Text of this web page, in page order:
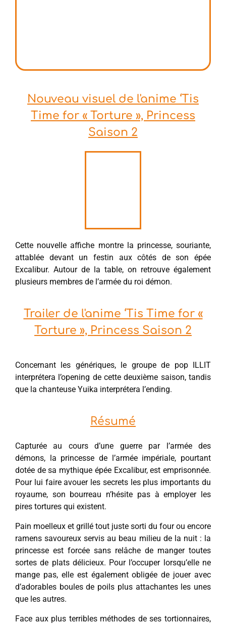
Nouveau visuel de l'anime ‘Tis
Time for « Torture », Princess
Saison 2
Cette nouvelle affiche montre la princesse, souriante,
attablée devant un festin aux côtés de son épée
Excalibur. Autour de la table, on retrouve également
plusieurs membres de l’armée du roi démon.
Trailer de l'anime ‘Tis Time for «
Torture », Princess Saison 2
Concernant les génériques, le groupe de pop ILLIT
interprétera l’opening de cette deuxième saison, tandis
que la chanteuse Yuika interprétera l’ending.
Résumé
Capturée au cours d’une guerre par l’armée des
démons, la princesse de l’armée impériale, pourtant
dotée de sa mythique épée Excalibur, est emprisonnée.
Pour lui faire avouer les secrets les plus importants du
royaume, son bourreau n’hésite pas à employer les
pires tortures qui existent.
Pain moelleux et grillé tout juste sorti du four ou encore
ramens savoureux servis au beau milieu de la nuit : la
princesse est forcée sans relâche de manger toutes
sortes de plats délicieux. Pour l’occuper lorsqu’elle ne
mange pas, elle est également obligée de jouer avec
d’adorables boules de poils plus attachantes les unes
que les autres.
Face aux plus terribles méthodes de ses tortionnaires,